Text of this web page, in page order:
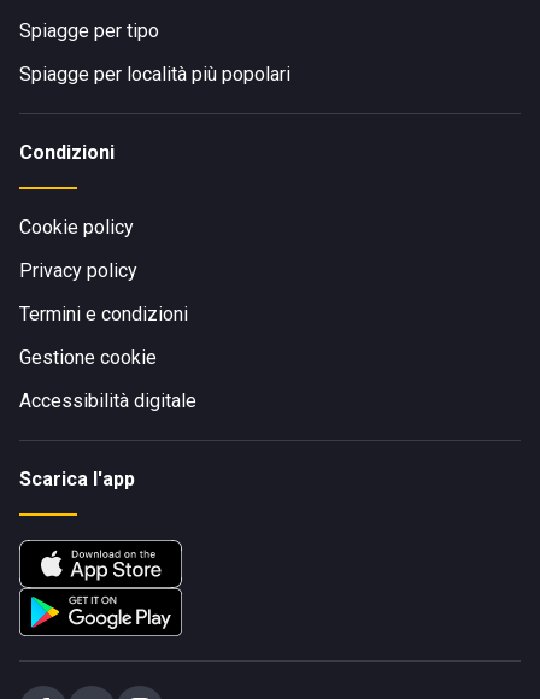
Spiagge per tipo
Spiagge per località più popolari
Condizioni
Cookie policy
Privacy policy
Termini e condizioni
Gestione cookie
Accessibilità digitale
Scarica l'app